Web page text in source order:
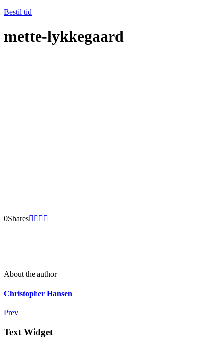
Bestil tid
mette-lykkegaard
0Shares
About the author
Christopher Hansen
Prev
Text Widget